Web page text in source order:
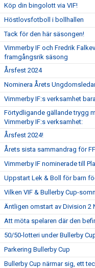
Köp din bingolott via VIF!
Höstlovsfotboll i bollhallen
Tack för den här säsongen!
Vimmerby IF och Fredrik
framgångsrik säsong
Årsfest 2024
Nominera Årets
Vimmerby IF:s verksamhet
Förtydligande gällande trygg
Vimmerby IF:s verksamhet:
Årsfest 2024!
Årets sista sammandrag för
Vimmerby IF nominerade till
Uppstart Lek & Boll för barn
Vilken VIF & Bullerby Cup-
Äntligen omstart av Division 2
Att möta spelaren där den
50/50-lotteri under Bullerby
Parkering Bullerby Cup
Bullerby Cup närmar sig, ett